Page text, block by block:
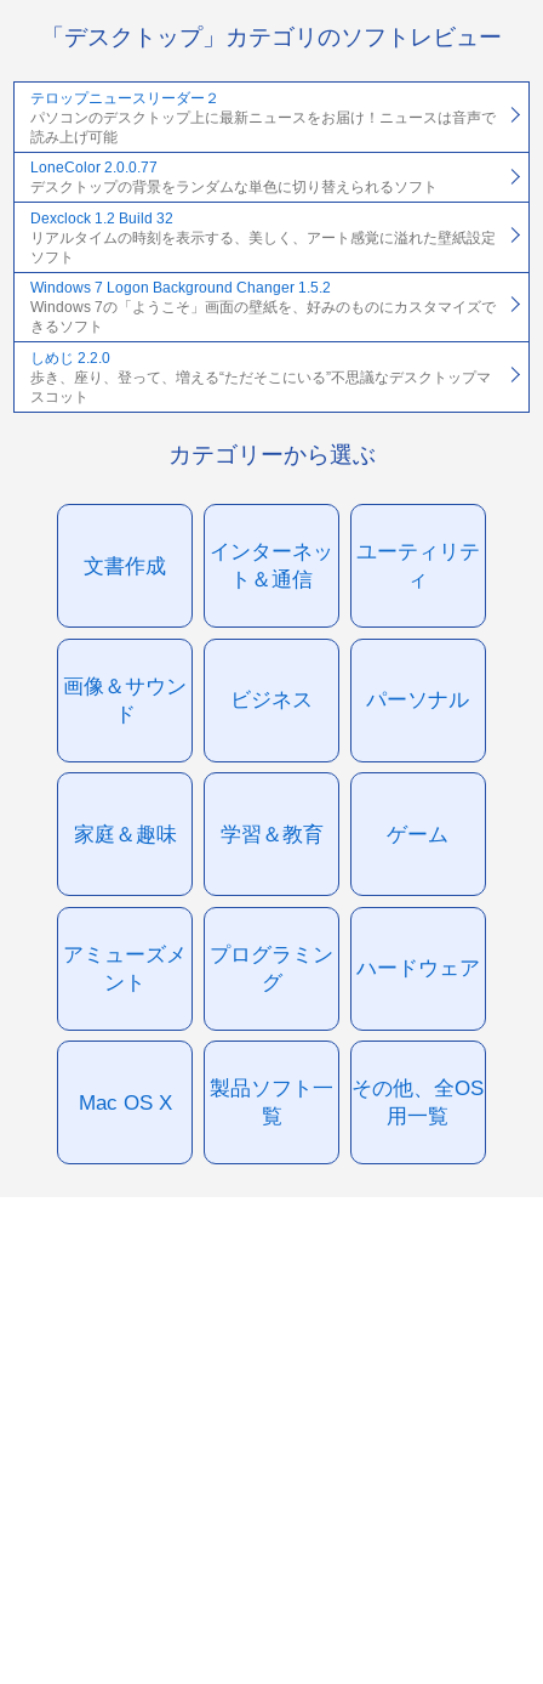
「デスクトップ」カテゴリのソフトレビュー
テロップニュースリーダー２
パソコンのデスクトップ上に最新ニュースをお届け！ニュースは音声で
読み上げ可能
LoneColor 2.0.0.77
デスクトップの背景をランダムな単色に切り替えられるソフト
Dexclock 1.2 Build 32
リアルタイムの時刻を表示する、美しく、アート感覚に溢れた壁紙設定
ソフト
Windows 7 Logon Background Changer 1.5.2
Windows 7の「ようこそ」画面の壁紙を、好みのものにカスタマイズで
きるソフト
しめじ 2.2.0
歩き、座り、登って、増える“ただそこにいる”不思議なデスクトップマ
スコット
カテゴリーから選ぶ
文書作成
インターネッ
ト＆通信
ユーティリテ
ィ
画像＆サウン
ド
ビジネス パーソナル
家庭＆趣味 学習＆教育 ゲーム
アミューズメ
ント
プログラミン
グ
ハードウェア
Mac OS X
製品ソフト一
覧
その他、全OS
用一覧